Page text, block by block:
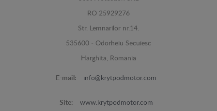
RO 25929276
Str. Lemnarilor nr.14.
535600 - Odorheiu Secuiesc
Harghita, Romania
E-mail: info@krytpodmotor.com
Site: www.krytpodmotor.com